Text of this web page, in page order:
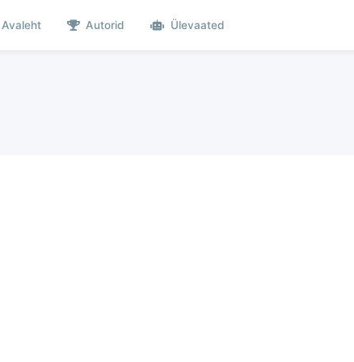
Avaleht Autorid Ülevaated